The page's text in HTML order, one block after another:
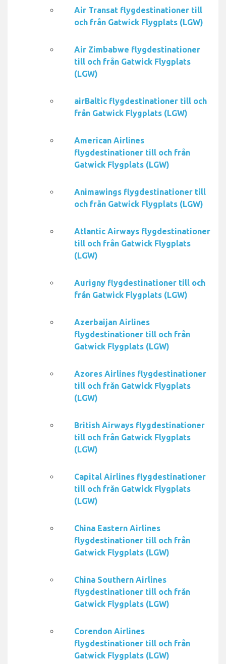
Air Transat flygdestinationer till
och från Gatwick Flygplats (LGW)
Air Zimbabwe flygdestinationer
till och från Gatwick Flygplats
(LGW)
airBaltic flygdestinationer till och
från Gatwick Flygplats (LGW)
American Airlines
flygdestinationer till och från
Gatwick Flygplats (LGW)
Animawings flygdestinationer till
och från Gatwick Flygplats (LGW)
Atlantic Airways flygdestinationer
till och från Gatwick Flygplats
(LGW)
Aurigny flygdestinationer till och
från Gatwick Flygplats (LGW)
Azerbaijan Airlines
flygdestinationer till och från
Gatwick Flygplats (LGW)
Azores Airlines flygdestinationer
till och från Gatwick Flygplats
(LGW)
British Airways flygdestinationer
till och från Gatwick Flygplats
(LGW)
Capital Airlines flygdestinationer
till och från Gatwick Flygplats
(LGW)
China Eastern Airlines
flygdestinationer till och från
Gatwick Flygplats (LGW)
China Southern Airlines
flygdestinationer till och från
Gatwick Flygplats (LGW)
Corendon Airlines
flygdestinationer till och från
Gatwick Flygplats (LGW)